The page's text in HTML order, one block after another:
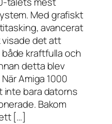
Med grafiskt
avancerat
visade det att
kraftfulla och
detta blev
Amiga 1000
inte bara datorns
Bakom
[…]